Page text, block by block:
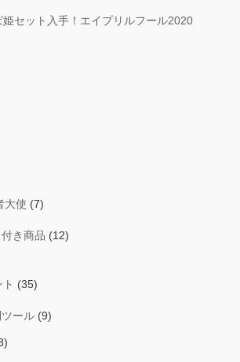
姫セット入手！エイプリルフール2020
大使 (7)
き商品 (12)
(35)
ール (9)